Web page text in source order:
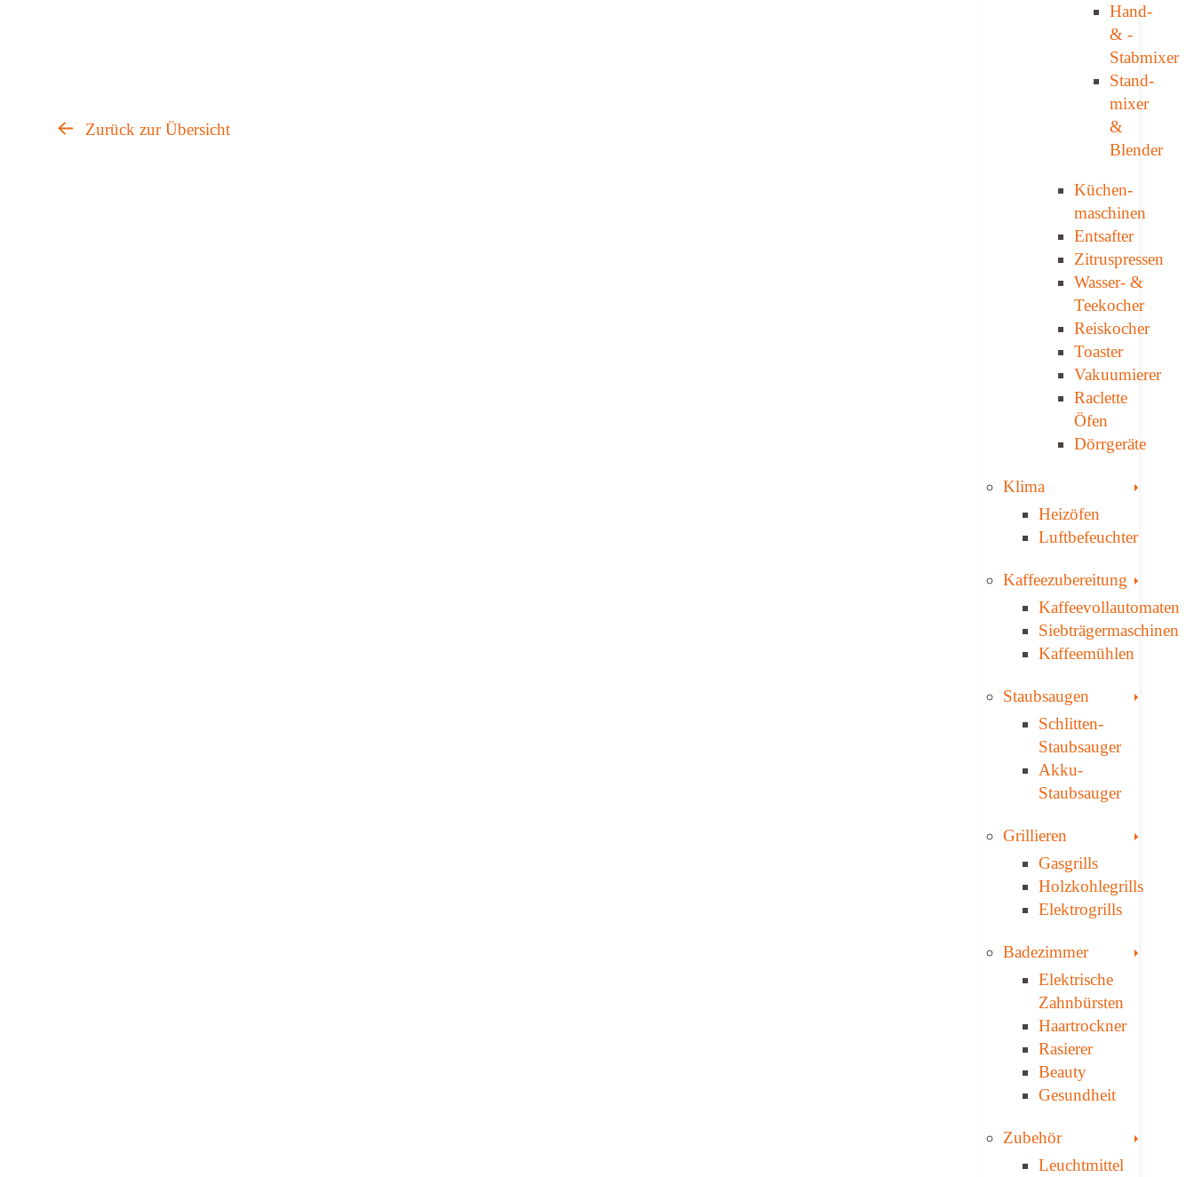
Zurück zur Übersicht
Hand-
& ­
Stabmixer
Stand­
mixer
&
Blender
Küchen­
maschinen
Entsafter
Zitruspressen
Wasser-­ &
Teekocher
Reiskocher
Toaster
Vakuumierer
Raclette
Öfen
Dörrgeräte
Klima
Heizöfen
Luftbefeuchter
Kaffee­zubereitung
Kaffeevollautomaten
Siebträgermaschinen
Kaffeemühlen
Staubsaugen
Schlitten-
Staubsauger
Akku-
Staubsauger
Grillieren
Gasgrills
Holzkohlegrills
Elektrogrills
Badezimmer
Elektrische
Zahnbürsten
Haartrockner
Rasierer
Beauty
Gesundheit
Zubehör
Leuchtmittel